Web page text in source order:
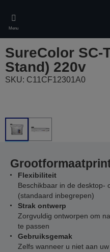
main
content
Menu
SureColor SC-
Stand) 220v
SKU: C11CF12301A0
Flexibiliteit
Beschikbaar in de desktop-
(standaard inbegrepen)
Strak ontwerp
Zorgvuldig ontworpen om
te passen
Gebruiksgemak
Zelfs wanneer u niet aan